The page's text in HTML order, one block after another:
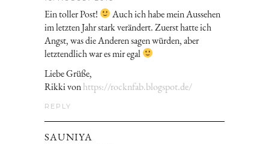
Ein toller Post!
Auch ich habe mein Aussehen
im letzten Jahr stark verändert. Zuerst hatte ich
Angst, was die Anderen sagen würden, aber
letztendlich war es mir egal
Liebe Grüße,
Rikki vonhttps://rocknfab.blogspot.de/
REPLY
SAUNIYA